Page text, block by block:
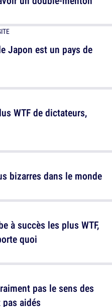
WTF de dictateurs,
à succès les plus WTF,
quoi
Japon est un pays de
bizarres dans le monde
pas le sens des
aidés